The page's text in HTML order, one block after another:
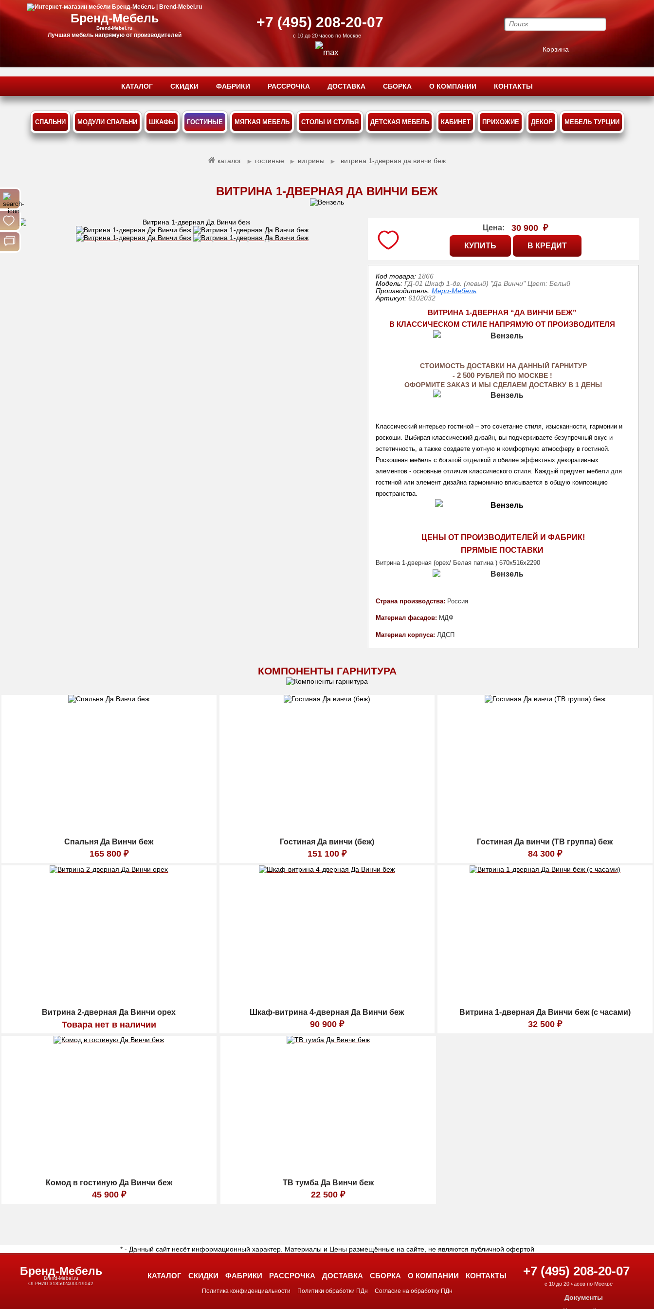
Бренд-Мебель
Brend-Mebel.ru
Лучшая мебель напрямую от производителей
Корзина
+7 (495) 208-20-07
с 10 до 20 часов по Москве
КАТАЛОГ СКИДКИ ФАБРИКИ РАССРОЧКА ДОСТАВКА СБОРКА О КОМПАНИИ КОНТАКТЫ
СПАЛЬНИ МОДУЛИ СПАЛЬНИ ШКАФЫ ГОСТИНЫЕ МЯГКАЯ МЕБЕЛЬ СТОЛЫ И СТУЛЬЯ ДЕТСКАЯ МЕБЕЛЬ КАБИНЕТ ПРИХОЖИЕ ДЕКОР МЕБЕЛЬ ТУРЦИИ
каталог ► гостиные ► витрины ► витрина 1-дверная да винчи беж
ВИТРИНА 1-ДВЕРНАЯ ДА ВИНЧИ БЕЖ
Цена: 30 900 ₽
Код товара:1866
Модель:ГД-01 Шкаф 1-дв. (левый) "Да Винчи" Цвет: Белый
Производитель:Мери-Мебель
Артикул:6102032
ВИТРИНА 1-ДВЕРНАЯ “ДА ВИНЧИ БЕЖ”
В КЛАССИЧЕСКОМ СТИЛЕ НАПРЯМУЮ ОТ ПРОИЗВОДИТЕЛЯ
СТОИМОСТЬ ДОСТАВКИ НА ДАННЫЙ ГАРНИТУР
- 2 500 РУБЛЕЙ ПО МОСКВЕ !
ОФОРМИТЕ ЗАКАЗ И МЫ СДЕЛАЕМ ДОСТАВКУ В 1 ДЕНЬ!
Классический интерьер гостиной – это сочетание стиля, изысканности, гармонии и
роскоши. Выбирая классический дизайн, вы подчеркиваете безупречный вкус и
эстетичность, а также создаете уютную и комфортную атмосферу в гостиной.
Роскошная мебель с богатой отделкой и обилие эффектных декоративных
элементов - основные отличия классического стиля. Каждый предмет мебели для
гостиной или элемент дизайна гармонично вписывается в общую композицию
пространства.
ЦЕНЫ ОТ ПРОИЗВОДИТЕЛЕЙ И ФАБРИК!
ПРЯМЫЕ ПОСТАВКИ
Витрина 1-дверная (орех/ Белая патина ) 670х516х2290
Страна производства: Россия
Материал фасадов: МДФ
Материал корпуса: ЛДСП
КОМПОНЕНТЫ ГАРНИТУРА
Спальня Да Винчи беж
165 800 ₽
Гостиная Да винчи (беж)
151 100 ₽
Гостиная Да винчи (ТВ группа) беж
84 300 ₽
Витрина 2-дверная Да Винчи орех
Товара нет в наличии
Шкаф-витрина 4-дверная Да Винчи беж
90 900 ₽
Витрина 1-дверная Да Винчи беж (с часами)
32 500 ₽
Комод в гостиную Да Винчи беж
45 900 ₽
ТВ тумба Да Винчи беж
22 500 ₽
* - Данный сайт несёт информационный характер. Материалы и Цены размещённые на сайте, не являются публичной офертой
Бренд-Мебель
Brend-Mebel.ru
ОГРНИП 318502400019042
КАТАЛОГ СКИДКИ ФАБРИКИ РАССРОЧКА ДОСТАВКА СБОРКА О КОМПАНИИ КОНТАКТЫ
Политика конфиденциальности Политики обработки ПДн Согласие на обработку ПДн
+7 (495) 208-20-07
с 10 до 20 часов по Москве
Документы